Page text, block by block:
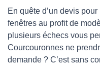
En quête d’un devis
fenêtres au profit de
plusieurs échecs vous
Courcouronnes ne
demande ? C’est sans